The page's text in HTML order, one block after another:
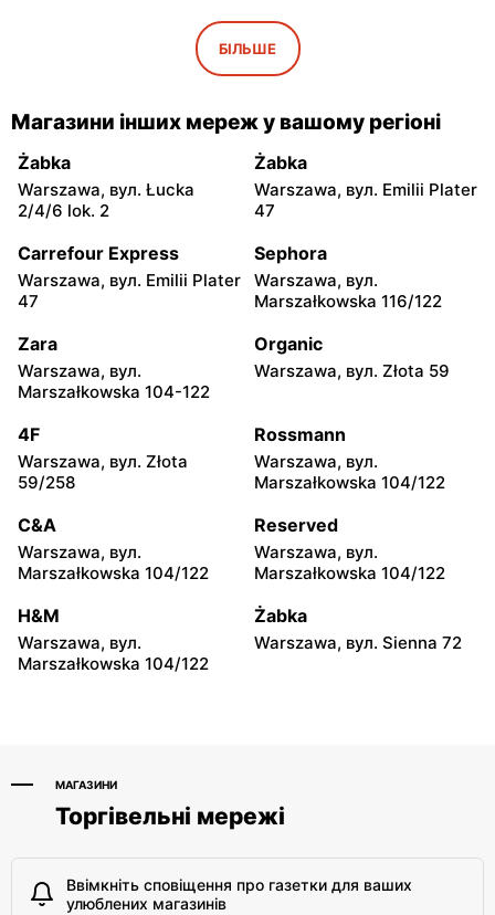
Pruszków, вул. Henryka
Dealz
Jabłonna, вул. Edukacyjna
2
Dealz
Piaseczno, вул. Dworcowa
21
Dealz
Legionowo, вул. Jerzego
Siwińskiego 2
Dealz Dealz
Kuklińskiego 1
Dealz Dealz
Rzemieślnicza 23
Dealz
Żyrardowska 14
Dealz
Konstantego Rudzkiego 9
Dealz
9
Dealz
Dealz Dealz
59
Dealz Dealz
БІЛЬШЕ
Магазини інших мереж у вашому регіоні
Żabka
Warszawa, вул. Łucka
2/4/6 lok. 2
Żabka
Warszawa, вул. Emilii Plater
47
Carrefour Express
Warszawa, вул. Emilii Plater
47
Sephora
Warszawa, вул.
Marszałkowska 116/122
Zara
Warszawa, вул.
Marszałkowska 104-122
Organic
Warszawa, вул. Złota 59
4F
Warszawa, вул. Złota
59/258
Rossmann
Warszawa, вул.
Marszałkowska 104/122
C&A
Warszawa, вул.
Marszałkowska 104/122
Reserved
Warszawa, вул.
Marszałkowska 104/122
H&M
Warszawa, вул.
Marszałkowska 104/122
Żabka
Warszawa, вул. Sienna 72
МАГАЗИНИ
Торгівельні мережі
Ввімкніть сповіщення про газетки для ваших
улюблених магазинів